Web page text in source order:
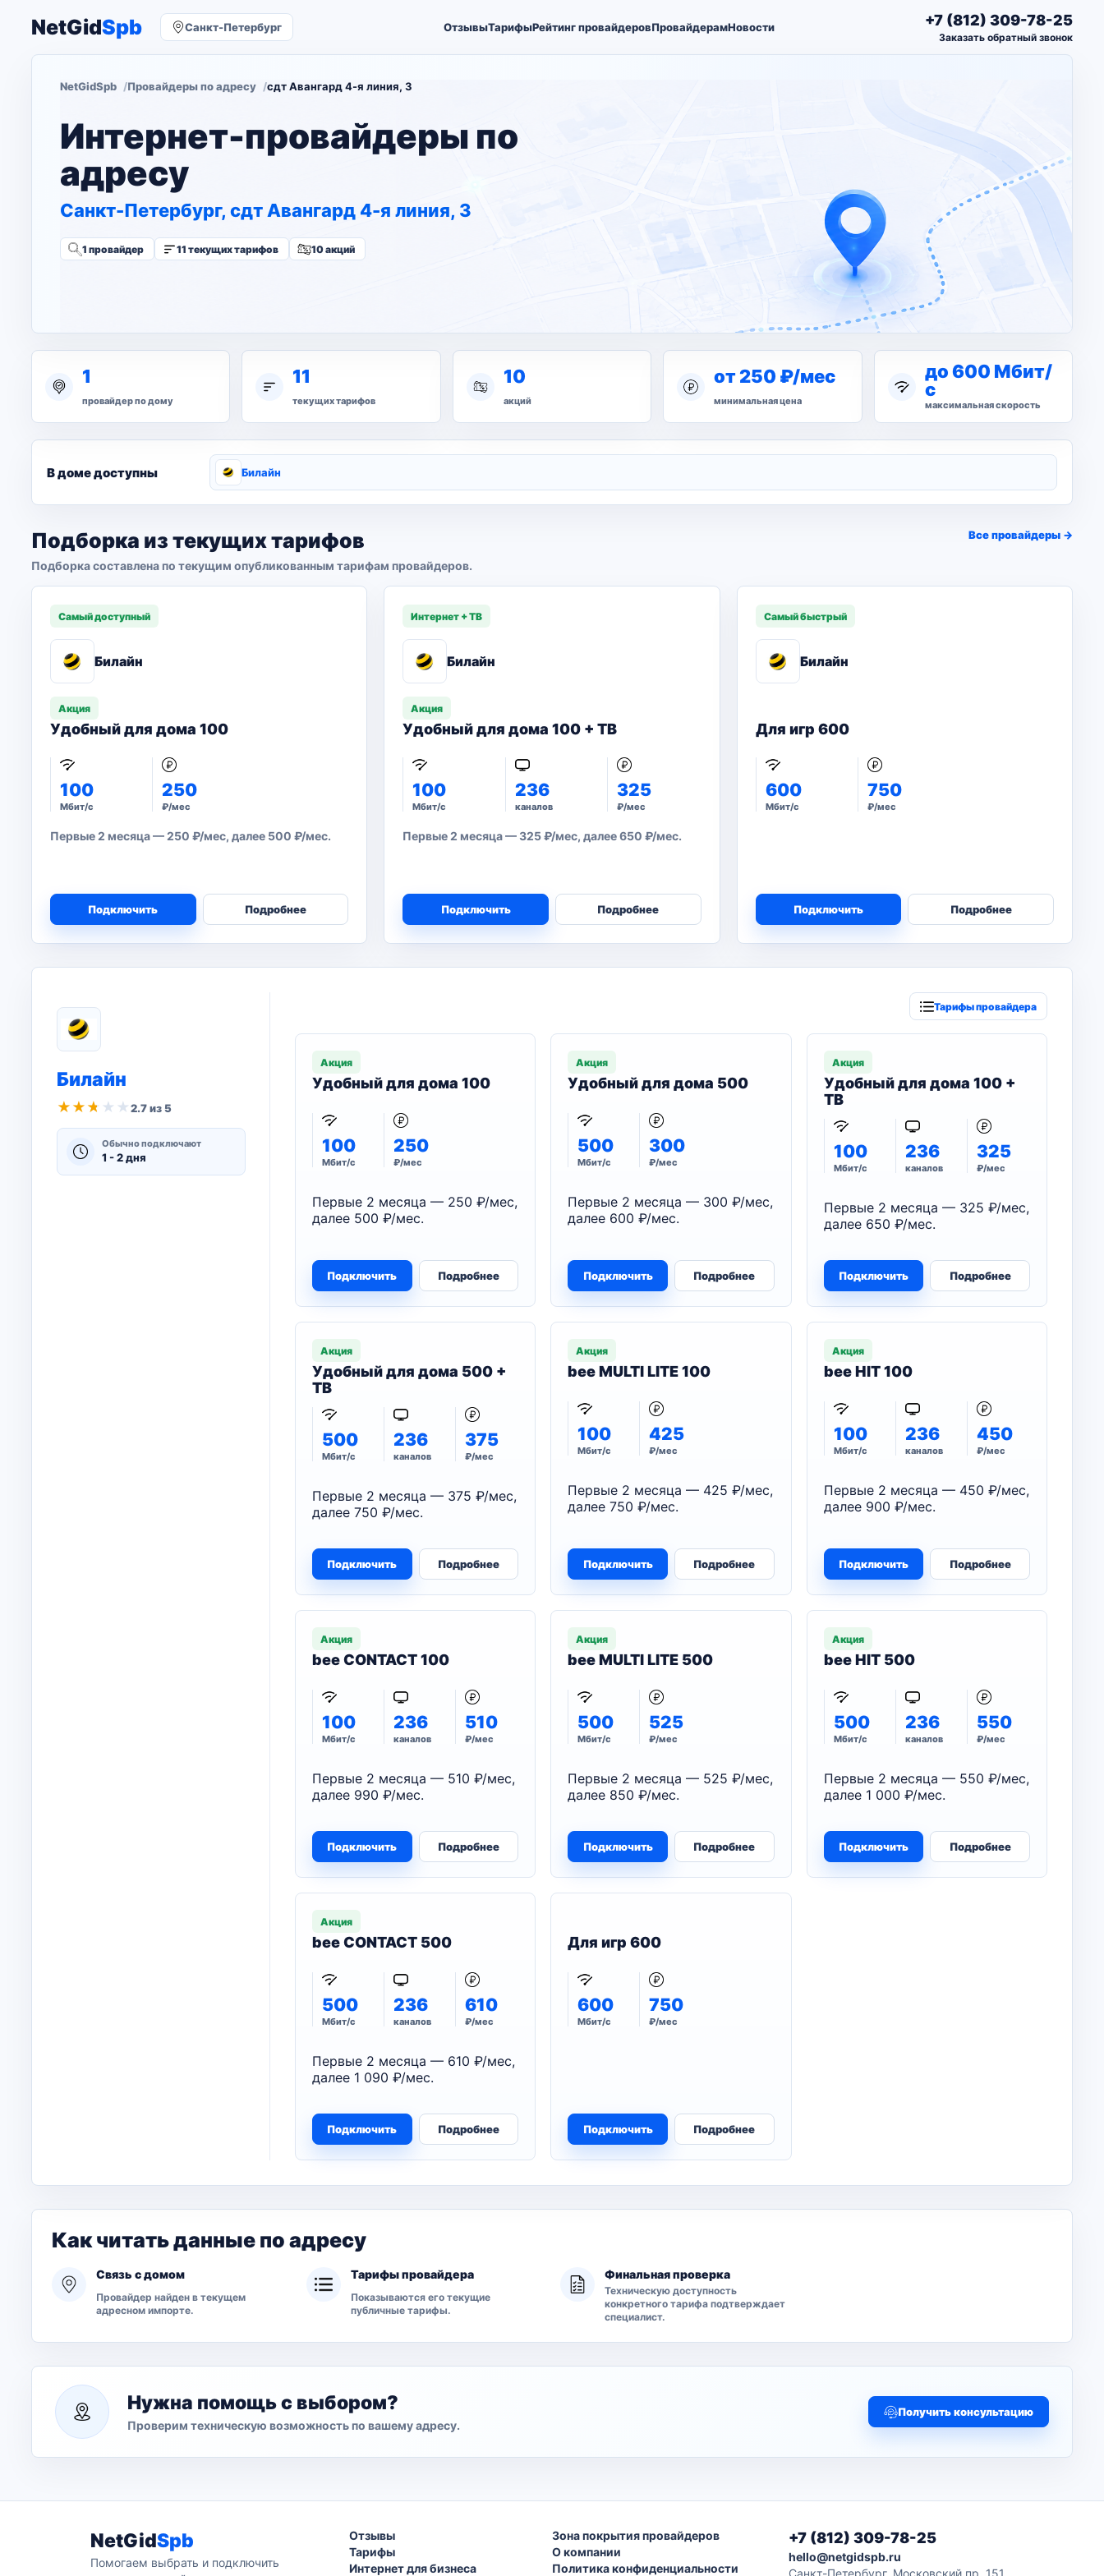
NetGidSpb Санкт-Петербург ОтзывыТарифыРейтинг провайдеровПровайдерамНовости +7 (812) 309-78-25
Заказать обратный звонок
NetGidSpb Провайдеры по адресу сдт Авангард 4-я линия, 3
Интернет-провайдеры по
адресу
Санкт-Петербург, сдт Авангард 4-я линия, 3
1 провайдер 11 текущих тарифов 10 акций
1
провайдер по дому
11
текущих тарифов
10
акций
от 250 ₽/мес
минимальная цена
до 600 Мбит/
с
максимальная скорость
В доме доступны Билайн
Подборка из текущих тарифов
Подборка составлена по текущим опубликованным тарифам провайдеров.
Все провайдеры →
Самый доступный
Билайн
Акция
Удобный для дома 100
100
Мбит/с
250
₽/мес
Первые 2 месяца — 250 ₽/мес, далее 500 ₽/мес.
Подключить Подробнее
Интернет + ТВ
Билайн
Акция
Удобный для дома 100 + ТВ
100
Мбит/с
236
каналов
325
₽/мес
Первые 2 месяца — 325 ₽/мес, далее 650 ₽/мес.
Подключить Подробнее
Самый быстрый
Билайн
Для игр 600
600
Мбит/с
750
₽/мес
Подключить Подробнее
Билайн
★ ★ ★ ★ ★2.7 из 5
Обычно подключают
1 - 2 дня
Тарифы провайдера
Акция
Удобный для дома 100
100
Мбит/с
250
₽/мес
Первые 2 месяца — 250 ₽/мес,
далее 500 ₽/мес.
Подключить Подробнее
Акция
Удобный для дома 500
500
Мбит/с
300
₽/мес
Первые 2 месяца — 300 ₽/мес,
далее 600 ₽/мес.
Подключить Подробнее
Акция
Удобный для дома 100 +
ТВ
100
Мбит/с
236
каналов
325
₽/мес
Первые 2 месяца — 325 ₽/мес,
далее 650 ₽/мес.
Подключить Подробнее
Акция
Удобный для дома 500 +
ТВ
500
Мбит/с
236
каналов
375
₽/мес
Первые 2 месяца — 375 ₽/мес,
далее 750 ₽/мес.
Подключить Подробнее
Акция
bee MULTI LITE 100
100
Мбит/с
425
₽/мес
Первые 2 месяца — 425 ₽/мес,
далее 750 ₽/мес.
Подключить Подробнее
Акция
bee HIT 100
100
Мбит/с
236
каналов
450
₽/мес
Первые 2 месяца — 450 ₽/мес,
далее 900 ₽/мес.
Подключить Подробнее
Акция
bee CONTACT 100
100
Мбит/с
236
каналов
510
₽/мес
Первые 2 месяца — 510 ₽/мес,
далее 990 ₽/мес.
Подключить Подробнее
Акция
bee MULTI LITE 500
500
Мбит/с
525
₽/мес
Первые 2 месяца — 525 ₽/мес,
далее 850 ₽/мес.
Подключить Подробнее
Акция
bee HIT 500
500
Мбит/с
236
каналов
550
₽/мес
Первые 2 месяца — 550 ₽/мес,
далее 1 000 ₽/мес.
Подключить Подробнее
Акция
bee CONTACT 500
500
Мбит/с
236
каналов
610
₽/мес
Первые 2 месяца — 610 ₽/мес,
далее 1 090 ₽/мес.
Подключить Подробнее
Для игр 600
600
Мбит/с
750
₽/мес
Подключить Подробнее
Как читать данные по адресу
Связь с домом
Провайдер найден в текущем
адресном импорте.
Тарифы провайдера
Показываются его текущие
публичные тарифы.
Финальная проверка
Техническую доступность
конкретного тарифа подтверждает
специалист.
Нужна помощь с выбором?
Проверим техническую возможность по вашему адресу.
Получить консультацию
NetGidSpb
Помогаем выбрать и подключить
Отзывы
Тарифы
Интернет для бизнеса
Зона покрытия провайдеров
О компании
Политика конфиденциальности
+7 (812) 309-78-25
hello@netgidspb.ru
Санкт-Петербург, Московский пр. 151